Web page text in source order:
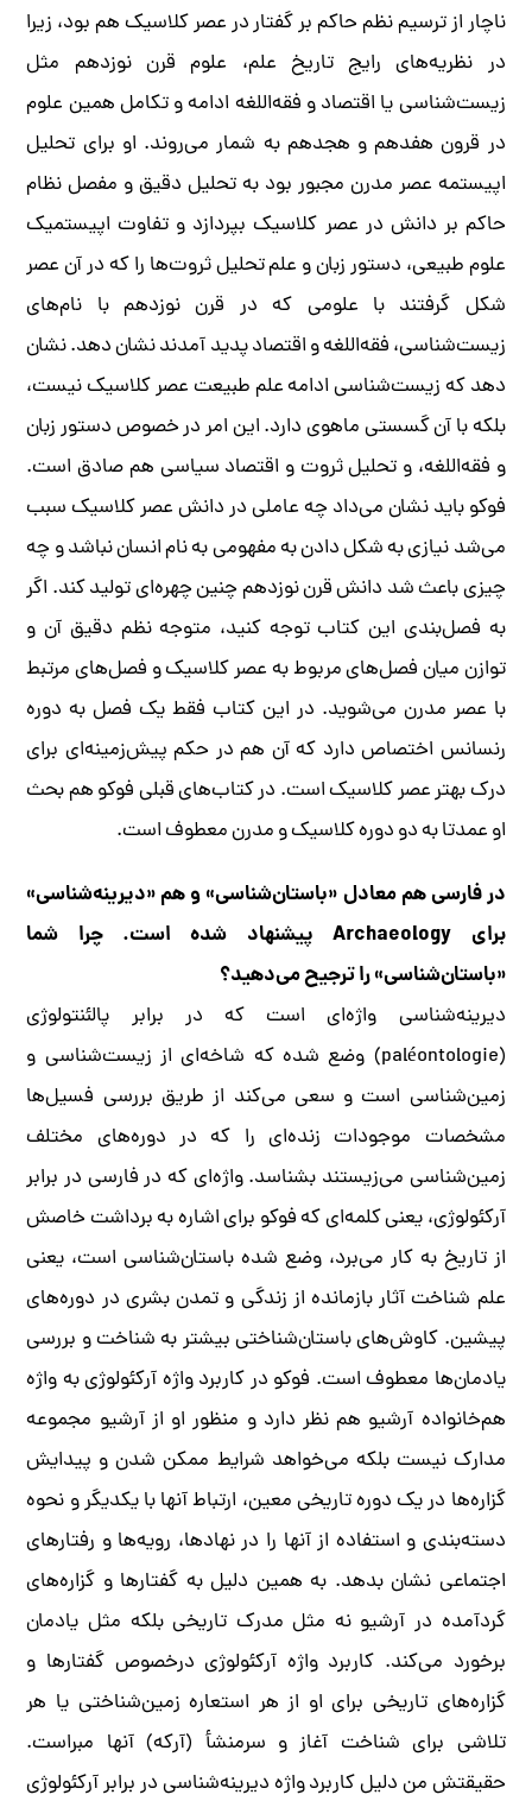
ناچار از ترسیم نظم حاکم بر گفتار در عصر کلاسیک هم بود، زیرا
در نظریه‌های رایج تاریخ علم، علوم قرن نوزدهم مثل
زیست‌شناسی یا اقتصاد و فقه‌اللغه ادامه و تکامل همین علوم
در قرون هفدهم و هجدهم به شمار می‌روند. او برای تحلیل
اپیستمه عصر مدرن مجبور بود به تحلیل دقیق و مفصل نظام
حاکم بر دانش در عصر کلاسیک بپردازد و تفاوت اپیستمیک
علوم طبیعی، دستور زبان و علم تحلیل ثروت‌ها را که در آن عصر
شکل گرفتند با علومی که در قرن نوزدهم با نام‌های
زیست‌شناسی، فقه‌اللغه و اقتصاد پدید آمدند نشان دهد. نشان
دهد که زیست‌شناسی ادامه علم طبیعت عصر کلاسیک نیست،
بلکه با آن گسستی ماهوی دارد. این امر در خصوص دستور زبان
و فقه‌اللغه، و تحلیل ثروت و اقتصاد سیاسی هم صادق است.
فوکو باید نشان می‌داد چه عاملی در دانش عصر کلاسیک سبب
می‌شد نیازی به شکل دادن به مفهومی به نام انسان نباشد و چه
چیزی باعث شد دانش قرن نوزدهم چنین چهره‌ای تولید کند. اگر
به فصل‌بندی این کتاب توجه کنید، متوجه نظم دقیق آن و
توازن میان فصل‌های مربوط به عصر کلاسیک و فصل‌های مرتبط
با عصر مدرن می‌شوید. در این کتاب فقط یک فصل به دوره
رنسانس اختصاص دارد که آن هم در حکم پیش‌زمینه‌ای برای
درک بهتر عصر کلاسیک است. در کتاب‌های قبلی فوکو هم بحث
او عمدتا به دو دوره کلاسیک و مدرن معطوف است.
در فارسی هم معادل «باستان‌شناسی» و هم «دیرینه‌شناسی»
برای Archaeology پیشنهاد شده است. چرا شما
«باستان‌شناسی» را ترجیح می‌دهید؟
دیرینه‌شناسی واژه‌ای است که در برابر پالئنتولوژی
(paléontologie) وضع شده که شاخه‌ای از زیست‌شناسی و
زمین‌شناسی است و سعی می‌کند از طریق بررسی فسیل‌ها
مشخصات موجودات زنده‌ای را که در دوره‌های مختلف
زمین‌شناسی می‌زیستند بشناسد. واژه‌ای که در فارسی در برابر
آرکئولوژی، یعنی کلمه‌ای که فوکو برای اشاره به برداشت خاصش
از تاریخ به کار می‌برد، وضع شده باستان‌شناسی است، یعنی
علم شناخت آثار بازمانده از زندگی و تمدن بشری در دوره‌های
پیشین. کاوش‌های باستان‌شناختی بیشتر به شناخت و بررسی
یادمان‌ها معطوف است. فوکو در کاربرد واژه آرکئولوژی به واژه
هم‌خانواده آرشیو هم نظر دارد و منظور او از آرشیو مجموعه
مدارک نیست بلکه می‌خواهد شرایط ممکن شدن و پیدایش
گزاره‌ها در یک دوره تاریخی معین، ارتباط آنها با یکدیگر و نحوه
دسته‌بندی و استفاده از آنها را در نهادها، رویه‌ها و رفتارهای
اجتماعی نشان بدهد. به همین دلیل به گفتارها و گزاره‌های
گردآمده در آرشیو نه مثل مدرک تاریخی بلکه مثل یادمان
برخورد می‌کند. کاربرد واژه آرکئولوژی درخصوص گفتارها و
گزاره‌های تاریخی برای او از هر استعاره زمین‌شناختی یا هر
تلاشی برای شناخت آغاز و سرمنشأ (آرکه) آنها مبراست.
حقیقتش من دلیل کاربرد واژه دیرینه‌شناسی در برابر آرکئولوژی